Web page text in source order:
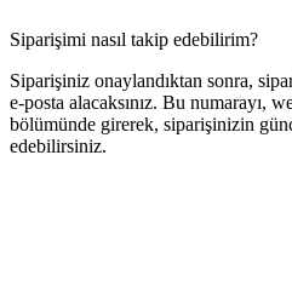
Siparişimi nasıl takip edebilirim?
Siparişiniz onaylandıktan sonra,
e-posta alacaksınız. Bu numarayı,
bölümünde girerek, siparişinizin
edebilirsiniz.